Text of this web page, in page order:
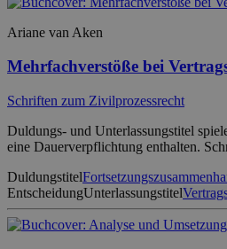
Ariane van Aken
Mehrfachverstöße bei
Schriften zum Zivilprozessrecht
Duldungs- und Unterlassungstitel
eine Dauerverpflichtung enthalten.
Duldungstitel
EntscheidungUnterlassungstitel